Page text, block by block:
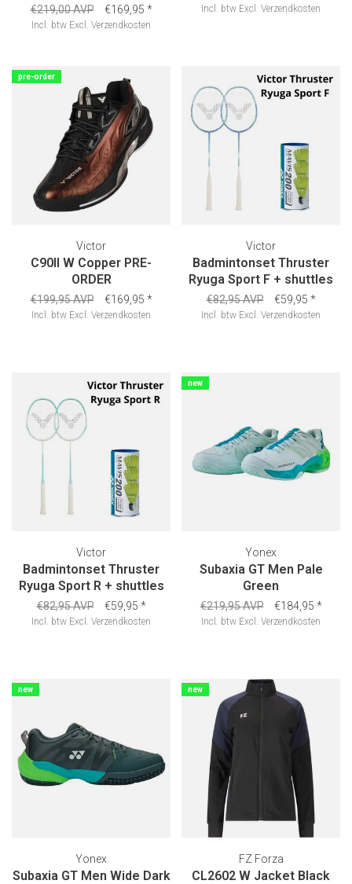
€219,00 AVP €169,95 *
Incl. btw Excl. Verzendkosten
Incl. btw Excl. Verzendkosten
pre-order
Victor
C90II W Copper PRE-
ORDER
€199,95 AVP €169,95 *
Incl. btw Excl. Verzendkosten
Victor
Badmintonset Thruster
Ryuga Sport F + shuttles
€82,95 AVP €59,95 *
Incl. btw Excl. Verzendkosten
Victor
Badmintonset Thruster
Ryuga Sport R + shuttles
€82,95 AVP €59,95 *
Incl. btw Excl. Verzendkosten
new
Yonex
Subaxia GT Men Pale
Green
€219,95 AVP €184,95 *
Incl. btw Excl. Verzendkosten
new
Yonex
Subaxia GT Men Wide Dark
new
FZ Forza
CL2602 W Jacket Black